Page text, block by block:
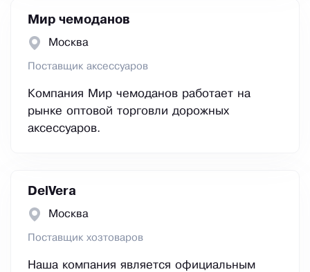
Мир чемоданов
Москва
Поставщик аксессуаров
Компания Мир чемоданов работает на
рынке оптовой торговли дорожных
аксессуаров.
DelVera
Москва
Поставщик хозтоваров
Наша компания является официальным